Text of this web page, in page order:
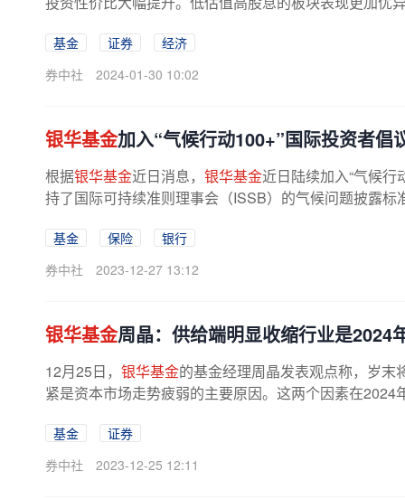
基金 证券
经济
券中社
2024-01-30 10:02
银华基金加入“气候行动100+”国际投资者
根据银华基金近日消息， 银华基金近日陆续加入“气候
持了国际可持续准则理事会（ISSB）的气候问题披露
基金 保险
银行
券中社
2023-12-27 13:12
银华基金周晶：供给端明显收缩行业是2024
12月25日， 银华基金的基金经理周晶发表观点称，岁
紧是资本市场走势疲弱的主要原因。这两个因素在
基金
证券
券中社
2023-12-25 12:11